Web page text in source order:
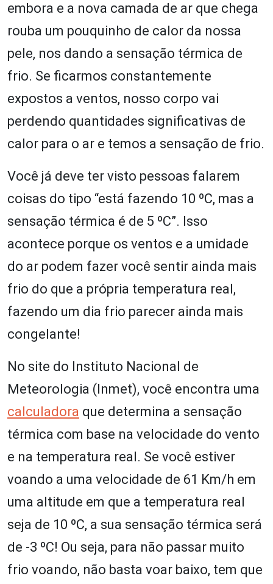
embora e a nova camada de ar que chega
rouba um pouquinho de calor da nossa
pele, nos dando a sensação térmica de
frio. Se ficarmos constantemente
expostos a ventos, nosso corpo vai
perdendo quantidades significativas de
calor para o ar e temos a sensação de frio.
Você já deve ter visto pessoas falarem
coisas do tipo “está fazendo 10 ºC, mas a
sensação térmica é de 5 ºC”. Isso
acontece porque os ventos e a umidade
do ar podem fazer você sentir ainda mais
frio do que a própria temperatura real,
fazendo um dia frio parecer ainda mais
congelante!
No site do Instituto Nacional de
Meteorologia (Inmet), você encontra uma
calculadora que determina a sensação
térmica com base na velocidade do vento
e na temperatura real. Se você estiver
voando a uma velocidade de 61 Km/h em
uma altitude em que a temperatura real
seja de 10 ºC, a sua sensação térmica será
de -3 ºC! Ou seja, para não passar muito
frio voando, não basta voar baixo, tem que